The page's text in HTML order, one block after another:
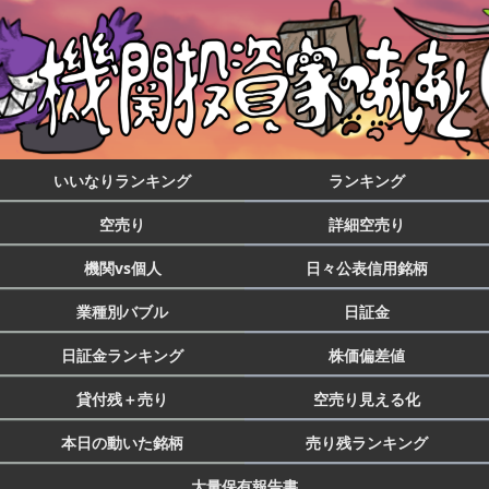
いいなりランキング ランキング
空売り 詳細空売り
機関vs個人 日々公表信用銘柄
業種別バブル 日証金
日証金ランキング 株価偏差値
貸付残＋売り 空売り見える化
本日の動いた銘柄 売り残ランキング